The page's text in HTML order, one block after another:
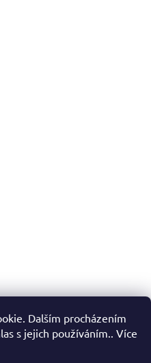
Dalším procházením
s jejich používáním.. Více